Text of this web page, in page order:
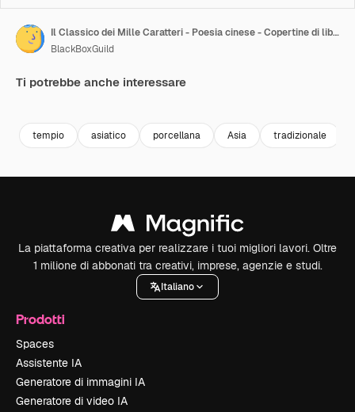
Il Classico dei Mille Caratteri - Poesia cinese - Copertine di libri per la pratica del cinese basata sul Testo dei Mille Caratteri.
BlackBoxGuild
Ti potrebbe anche interessare
tempio asiatico porcellana Asia tradizionale
La piattaforma creativa per realizzare i tuoi migliori lavori. Oltre
1 milione di abbonati tra creativi, imprese, agenzie e studi.
Italiano
Prodotti
Spaces
Assistente IA
Generatore di immagini IA
Generatore di video IA